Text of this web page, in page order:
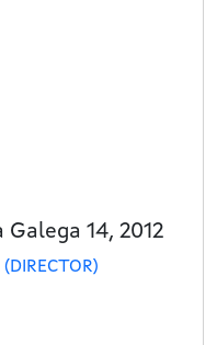
14, 2012
(DIRECTOR)